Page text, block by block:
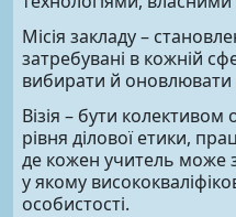
Місія закладу –
затребувані в кожній
вибирати й
Візія – бути
рівня ділової етики,
де кожен учитель може
у якому
особистості.